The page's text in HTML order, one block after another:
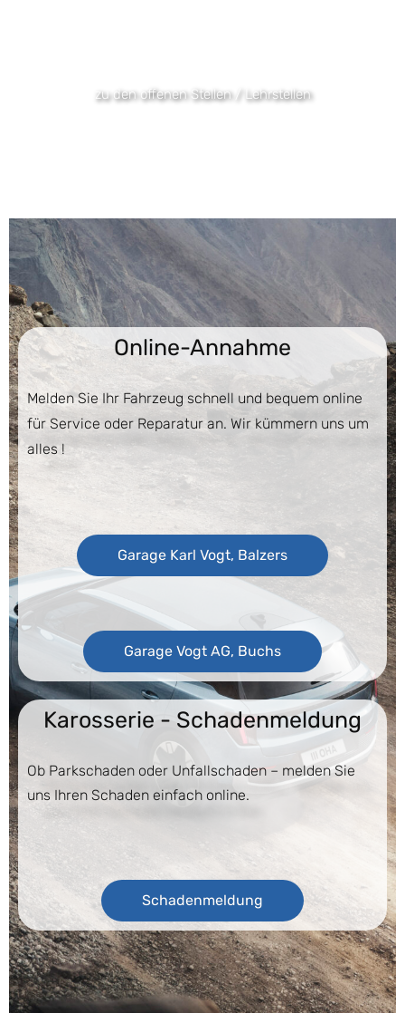
zu den offenen Stellen / Lehrstellen
Online-Annahme
Melden Sie Ihr Fahrzeug schnell und bequem online
für Service oder Reparatur an. Wir kümmern uns um
alles !
Garage Karl Vogt, Balzers
Garage Vogt AG, Buchs
Karosserie - Schadenmeldung
Ob Parkschaden oder Unfallschaden – melden Sie
uns Ihren Schaden einfach online.
Schadenmeldung